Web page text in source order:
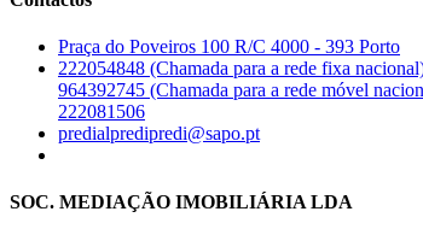
Praça do Poveiros 100 R/C 4000 - 393 Porto
222054848 (Chamada para a rede fixa
964392745 (Chamada para a rede móvel
222081506
predialpredipredi@sapo.pt
SOC. MEDIAÇÃO IMOBILIÁRIA LDA